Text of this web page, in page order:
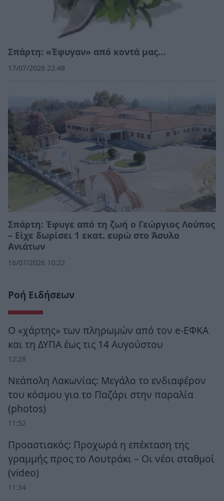
Σπάρτη: «Έφυγαν» από κοντά μας…
17/07/2026 22:48
Σπάρτη: Έφυγε από τη ζωή ο Γεώργιος Λούπος
– Είχε δωρίσει 1 εκατ. ευρώ στο Άσυλο
Ανιάτων
16/07/2026 10:22
Ροή Ειδήσεων
Ο «χάρτης» των πληρωμών από τον e-ΕΦΚΑ
και τη ΔΥΠΑ έως τις 14 Αυγούστου
12:28
Νεάπολη Λακωνίας: Μεγάλο το ενδιαφέρον
του κόσμου για το Παζάρι στην παραλία
(photos)
11:52
Προαστιακός: Προχωρά η επέκταση της
γραμμής προς το Λουτράκι – Οι νέοι σταθμοί
(video)
11:34